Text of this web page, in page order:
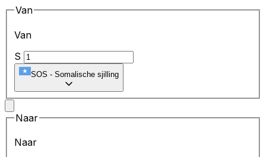
Van
Van
S
SOS - Somalische sjilling
Naar
Naar